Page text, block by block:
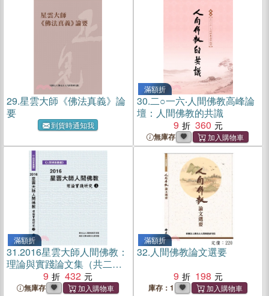
29.星雲大師《佛法真義》論
要
到貨時通知我
滿額折
30.二○一六‧人間佛教高峰論
壇：人間佛教的共識
9
360
無庫存
滿額折
31.2016星雲大師人間佛教：
理論與實踐論文集（共二
9 432
無庫存
滿額折
32.人間佛教論文選要
9
198
庫存：1